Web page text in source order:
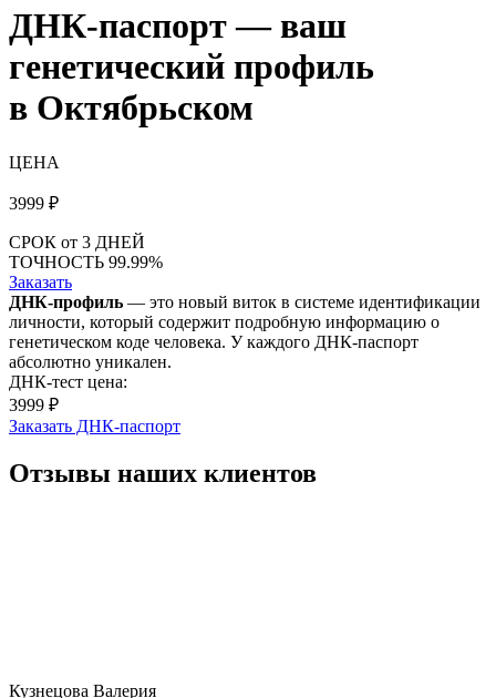
ДНК-паспорт — ваш
генетический профиль
в Октябрьском
ЦЕНА
3999 ₽
СРОК от 3 ДНЕЙ
ТОЧНОСТЬ 99.99%
Заказать
ДНК-профиль — это новый виток в системе идентификации
личности, который содержит подробную информацию о
генетическом коде человека. У каждого ДНК-паспорт
абсолютно уникален.
ДНК-тест цена:
3999 ₽
Заказать ДНК-паспорт
Отзывы наших клиентов
Кузнецова Валерия